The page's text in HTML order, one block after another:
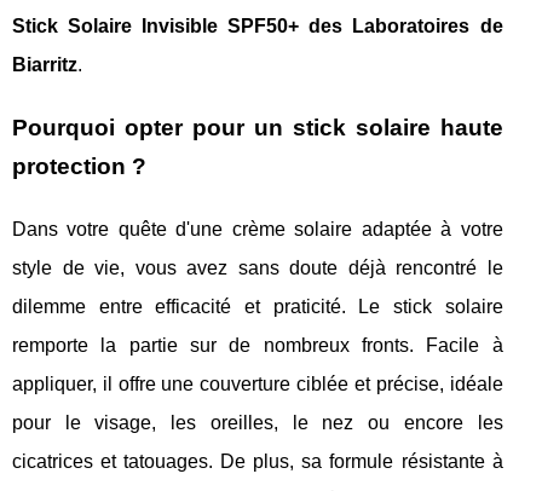
Stick Solaire Invisible SPF50+ des Laboratoires de
Biarritz.
Pourquoi opter pour un stick solaire haute
protection ?
Dans votre quête d'une crème solaire adaptée à votre
style de vie, vous avez sans doute déjà rencontré le
dilemme entre efficacité et praticité. Le stick solaire
remporte la partie sur de nombreux fronts. Facile à
appliquer, il offre une couverture ciblée et précise, idéale
pour le visage, les oreilles, le nez ou encore les
cicatrices et tatouages. De plus, sa formule résistante à